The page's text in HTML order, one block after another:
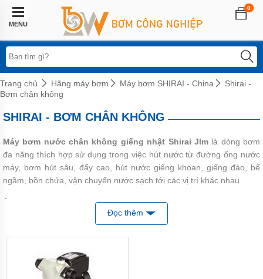
MENU
0
Trang
chủ
Lĩnh
vực
áp
dụng
Hệ
phun
Bơm
tăng
áp
biến
tần
điện
Trang chủ Hãng máy bơm Máy bơm SHIRAI - China
Shirai -
Bơm chân không
SHIRAI - BƠM CHÂN KHÔNG
Máy bơm nước chân không giếng nhật Shirai Jlmlà dòng bơm
đa năng thích hợp sử dụng trong việc hút nước từ đường ống nước
máy, bơm hút sâu, đẩy cao, hút nước giếng khoan, giếng đào, bể
ngầm, bồn chứa, vận chuyển nước sạch tới các vị trí khác nhau
Hút giếng khơi, giếng đào, giếng khoan có độ sâu tối đa 9m
Hút nước đường ống nhà máy nước
Hút nước bể ngầm...
Tính năng nổi bật
Đọc thêm